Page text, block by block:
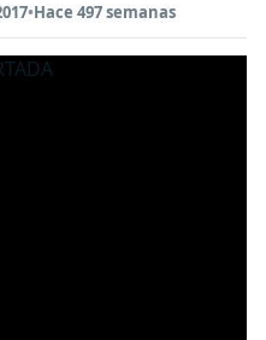
•Hace 497 semanas